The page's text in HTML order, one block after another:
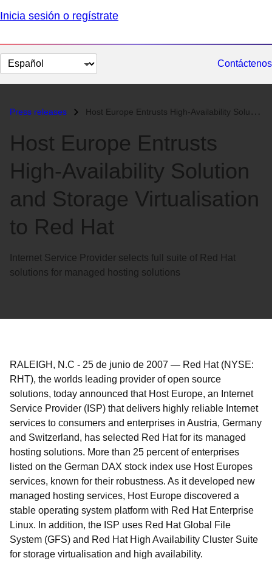
Inicia sesión o regístrate
Cambiar
el
Contáctenos
Press releases Host Europe Entrusts High-Availability Solution and Storage Virtualisa...
Host Europe Entrusts
High-Availability Solution
and Storage Virtualisation
to Red Hat
Internet Service Provider selects full suite of Red Hat
solutions for managed hosting solutions
RALEIGH, N.C - 25 de junio de 2007 — Red Hat (NYSE:
RHT), the worlds leading provider of open source
solutions, today announced that Host Europe, an Internet
Service Provider (ISP) that delivers highly reliable Internet
services to consumers and enterprises in Austria, Germany
and Switzerland, has selected Red Hat for its managed
hosting solutions. More than 25 percent of enterprises
listed on the German DAX stock index use Host Europes
services, known for their robustness. As it developed new
managed hosting services, Host Europe discovered a
stable operating system platform with Red Hat Enterprise
Linux. In addition, the ISP uses Red Hat Global File
System (GFS) and Red Hat High Availability Cluster Suite
for storage virtualisation and high availability.